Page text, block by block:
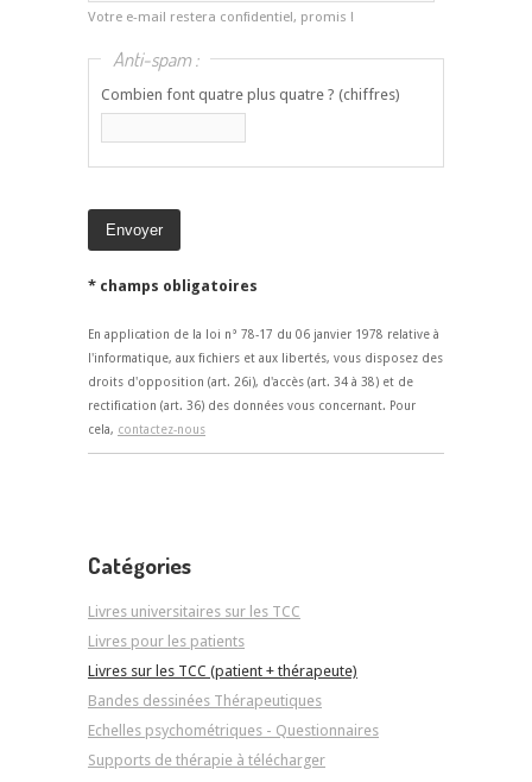
Votre e-mail restera confidentiel, promis !
Anti-spam :
Combien font quatre plus quatre ? (chiffres)
* champs obligatoires
En application de la loi n° 78-17 du 06 janvier 1978 relative à
l'informatique, aux fichiers et aux libertés, vous disposez des
droits d'opposition (art. 26i), d'accès (art. 34 à 38) et de
rectification (art. 36) des données vous concernant. Pour
cela, contactez-nous
Catégories
Livres universitaires sur les TCC
Livres pour les patients
Livres sur les TCC (patient + thérapeute)
Bandes dessinées Thérapeutiques
Echelles psychométriques - Questionnaires
Supports de thérapie à télécharger